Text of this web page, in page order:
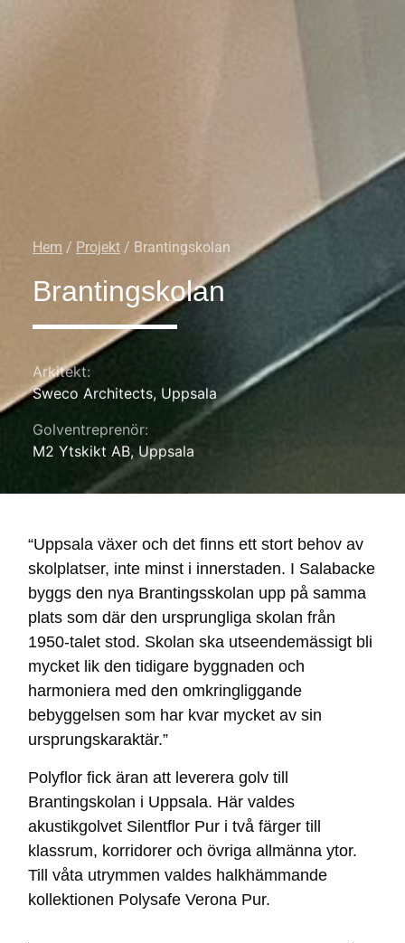
Hem / Projekt / Brantingskolan
Brantingskolan
Arkitekt:
Sweco Architects, Uppsala
Golventreprenör:
M2 Ytskikt AB, Uppsala
“Uppsala växer och det finns ett stort behov av
skolplatser, inte minst i innerstaden. I Salabacke
byggs den nya Brantingsskolan upp på samma
plats som där den ursprungliga skolan från
1950-talet stod. Skolan ska utseendemässigt bli
mycket lik den tidigare byggnaden och
harmoniera med den omkringliggande
bebyggelsen som har kvar mycket av sin
ursprungskaraktär.”
Polyflor fick äran att leverera golv till
Brantingskolan i Uppsala. Här valdes
akustikgolvet Silentflor Pur i två färger till
klassrum, korridorer och övriga allmänna ytor.
Till våta utrymmen valdes halkhämmande
kollektionen Polysafe Verona Pur.